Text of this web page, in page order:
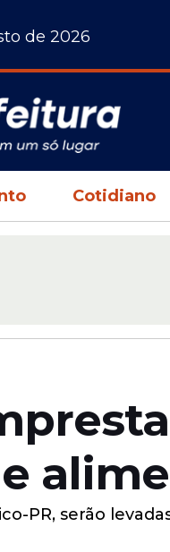
de 2026
Cotidiano
PR, serão